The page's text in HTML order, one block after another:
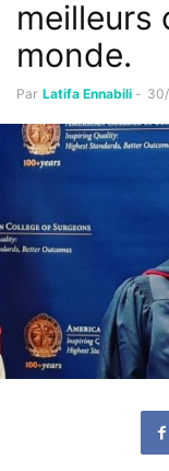
meilleurs
monde.
Par Latifa Ennabili -